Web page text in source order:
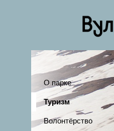
О парке
Туризм
Волонтёрство